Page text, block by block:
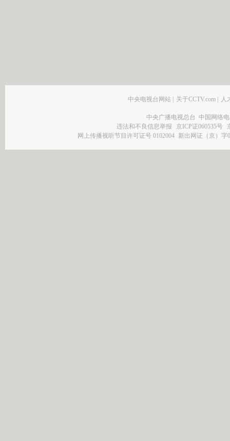
中央电视台网站 | 关于CCTV.com | 人
中央广播电视总台 中国网络
违法和不良信息举报
京ICP证060535号
网上传播视听节目许可证号 0102004 新出网证（京）